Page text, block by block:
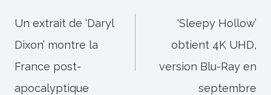
de
l’article
Un extrait de ‘Daryl
Dixon’ montre la
France post-
apocalyptique
‘Sleepy Hollow’
obtient 4K UHD,
version Blu-Ray en
septembre